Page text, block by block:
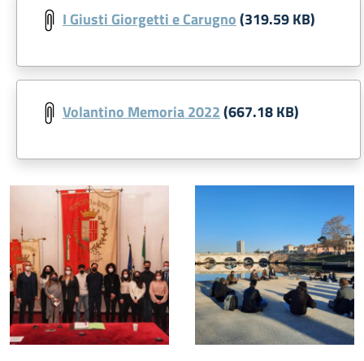
I Giusti Giorgetti e Carugno(319.59 KB)
Volantino Memoria 2022(667.18 KB)